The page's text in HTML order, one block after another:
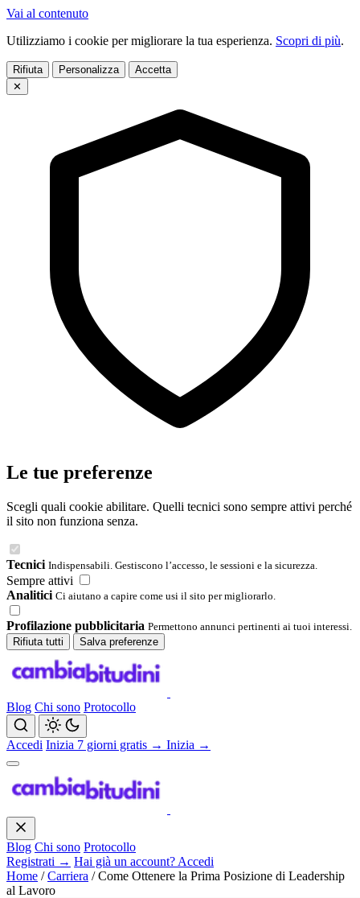
Vai al contenuto
Utilizziamo i cookie per migliorare la tua esperienza. Scopri di più.
Rifiuta Personalizza
Accetta
✕
Le tue preferenze
Scegli quali cookie abilitare. Quelli tecnici sono sempre attivi perché
il sito non funziona senza.
Tecnici Indispensabili. Gestiscono l’accesso, le sessioni e la sicurezza.
Sempre attivi
Analitici Ci aiutano a capire come usi il sito per migliorarlo.
Profilazione pubblicitaria Permettono annunci pertinenti ai tuoi interessi.
Rifiuta tutti
Salva preferenze
Blog Chi sono Protocollo
Accedi Inizia 7 giorni gratis → Inizia →
Blog Chi sono Protocollo
Registrati → Hai già un account? Accedi
Home / Carriera / Come Ottenere la Prima Posizione di Leadership
al Lavoro